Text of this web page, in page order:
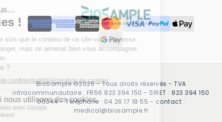
BioSample ©2026 - Tous droits réservés - TVA
intracommunautaire : FR56 823 394 150 - SIRET : 823 394 150
00044 - Téléphone : 04 26 17 18 55 - contact :
medical@biosample.fr